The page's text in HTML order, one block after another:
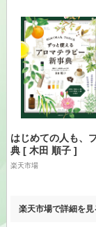
はじめての人も、
典 [ 木田 順子 ]
楽天市場
楽天市場で詳細を見